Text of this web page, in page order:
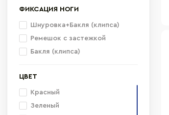
20,6 cм
29,5 см
24 см
26-29
ФИКСАЦИЯ НОГИ
Шнуровка+Бакля (клипса)
Ремешок с застежкой
Бакля (клипса)
ЦВЕТ
Красный
Зеленый